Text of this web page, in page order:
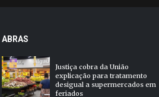
ABRAS
Justiça cobra da União
explicação para tratamento
desigual a supermercados em
feriados